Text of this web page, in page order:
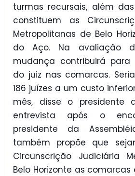
turmas recursais, além
constituem as
Metropolitanas de Belo
do Aço. Na avaliação
mudança contribuirá para
do juiz nas comarcas.
186 juízes a um custo
mês, disse o presidente
entrevista após o
presidente da
também propõe que
Circunscrição Judiciária
Belo Horizonte as comarcas